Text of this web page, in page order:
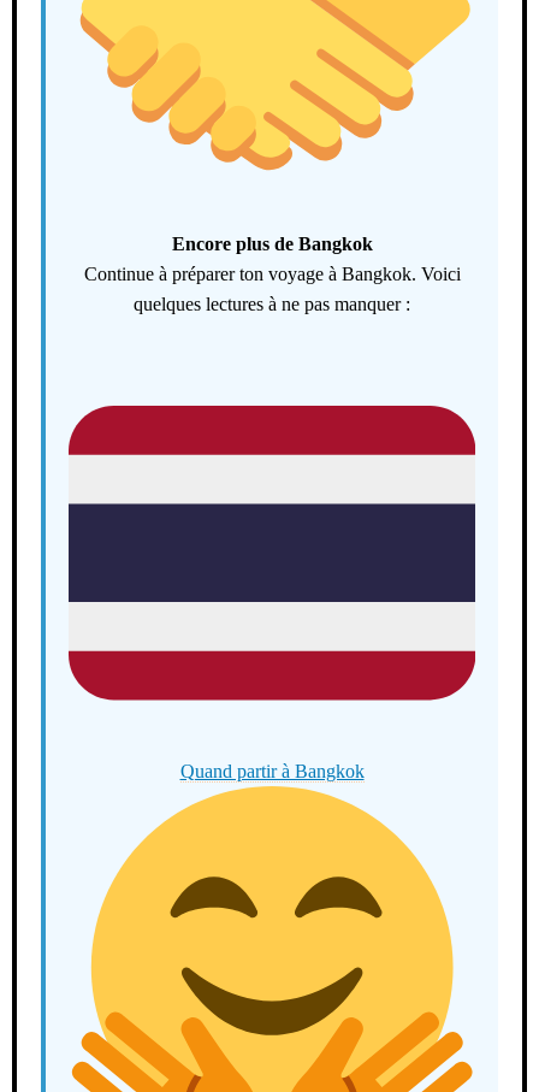
Encore plus de Bangkok
Continue à préparer ton voyage à Bangkok. Voici
quelques lectures à ne pas manquer :
Quand partir à Bangkok